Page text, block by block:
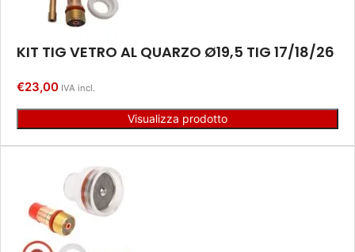
KIT TIG VETRO AL QUARZO Ø19,5 TIG 17/18/26
€23,00 IVA incl.
Visualizza prodotto